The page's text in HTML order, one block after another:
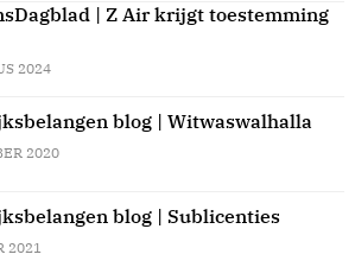
| Z Air krijgt toestemming
2024
blog | Witwaswalhalla
2020
blog | Sublicenties
2021